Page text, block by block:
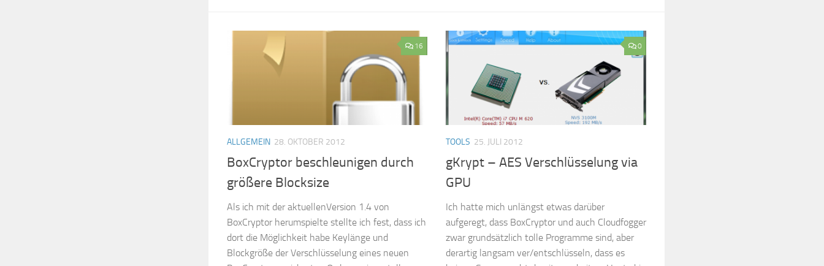
16
ALLGEMEIN 28. OKTOBER 2012
BoxCryptor beschleunigen durch
größere Blocksize
Als ich mit der aktuellenVersion 1.4 von
BoxCryptor herumspielte stellte ich fest, dass ich
dort die Möglichkeit habe Keylänge und
Blockgröße der Verschlüsselung eines neuen
0
TOOLS 25. JULI 2012
gKrypt – AES Verschlüsselung via
GPU
Ich hatte mich unlängst etwas darüber
aufgeregt, dass BoxCryptor und auch Cloudfogger
zwar grundsätzlich tolle Programme sind, aber
derartig langsam ver/entschlüsseln, dass es